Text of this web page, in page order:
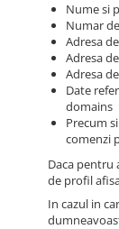
Nume si
Numar
Adresa
Adresa
Adresa
Date
domains
Precum
comenzi
Daca pentru
de profil
In cazul in